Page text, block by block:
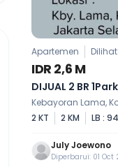
Apartemen
IDR 2,6 M
Kebayoran Lama,
2 KT
2 KM LB :
July Joewono
Diperbarui: 01 Oct